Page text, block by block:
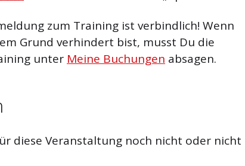
zum Training ist verbindlich! Wenn
Grund verhindert bist, musst Du die
unter Meine Buchungen absagen.
diese Veranstaltung noch nicht oder nicht